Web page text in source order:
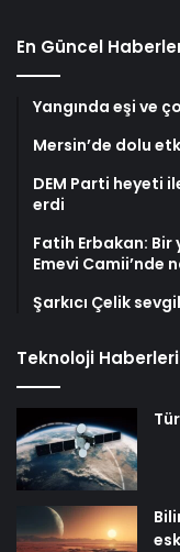
En Güncel
Yangında eşi ve
Mersin’de dolu
DEM Parti heyeti
erdi
Fatih Erbakan: Bir
Emevi Camii’nde
Şarkıcı Çelik
Teknoloji Haberleri